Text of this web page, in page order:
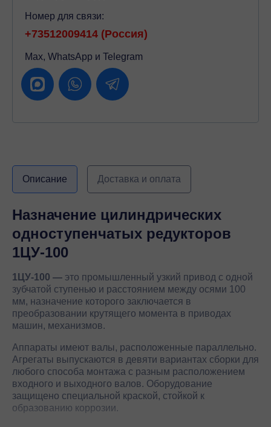
Номер для связи:
+73512009414 (Россия)
Max, WhatsApp и Telegram
Описание Доставка и оплата
Назначение цилиндрических
одноступенчатых редукторов
1ЦУ-100
1ЦУ-100 — это промышленный узкий привод с одной
зубчатой ступенью и расстоянием между осями 100
мм, назначение которого заключается в
преобразовании крутящего момента в приводах
машин, механизмов.
Аппараты имеют валы, расположенные параллельно.
Агрегаты выпускаются в девяти вариантах сборки для
любого способа монтажа с разным расположением
входного и выходного валов. Оборудование
защищено специальной краской, стойкой к
образованию коррозии.